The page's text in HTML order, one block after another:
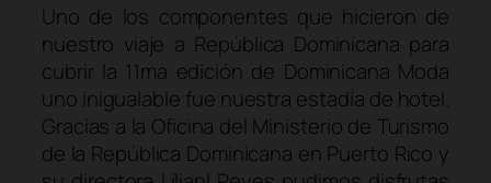
Uno de los componentes que hicieron de
nuestro viaje a República Dominicana para
cubrir la 11ma edición de Dominicana Moda
uno inigualable fue nuestra estadía de hotel.
Gracias a la Oficina del Ministerio de Turismo
de la República Dominicana en Puerto Rico y